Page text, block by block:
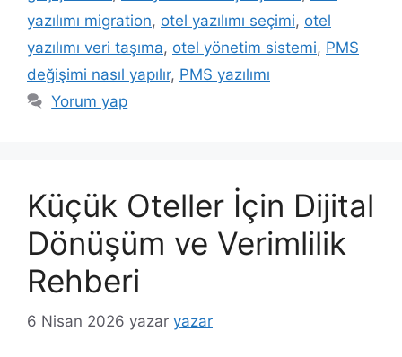
yazılımı migration, otel yazılımı seçimi, otel
yazılımı veri taşıma, otel yönetim sistemi, PMS
değişimi nasıl yapılır, PMS yazılımı
Yorum yap
Küçük Oteller İçin Dijital
Dönüşüm ve Verimlilik
Rehberi
6 Nisan 2026 yazar yazar